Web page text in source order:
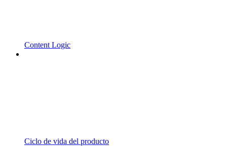
Content Logic
Ciclo de vida del producto